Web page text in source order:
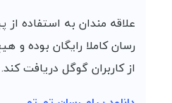
علاقه مندان به استفاده
از کاربران گوگل دریافت کند.